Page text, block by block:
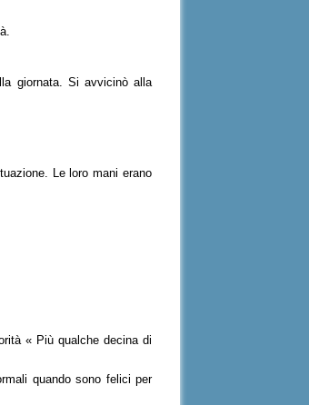
giornata. Si avvicinò alla
Le loro mani erano
« Più qualche decina di
quando sono felici per